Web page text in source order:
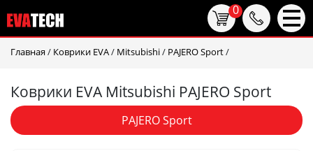
Главная / Коврики EVA/ Mitsubishi/ PAJERO Sport/
Коврики EVA Mitsubishi PAJERO Sport
PAJERO Sport
0